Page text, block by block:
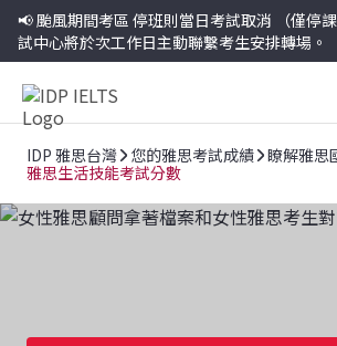
📢 颱風期間考區 停班則當日考試取消
（僅停
試中心將於次工作日主動聯繫考生安排轉場。
IDP 雅思台灣 您的雅思考試成績 瞭解雅思
雅思生活技能考試分數